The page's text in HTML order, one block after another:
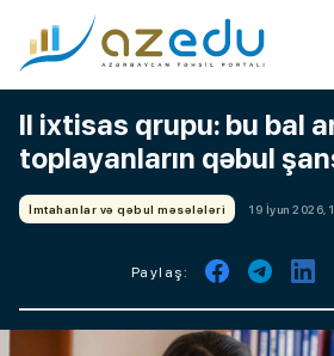
II ixtisas qrupu: bu bal
toplayanların qəbul
İmtahanlar və qəbul məsələləri 19 İyun 2026,
Paylaş: